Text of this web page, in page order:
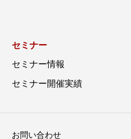
セミナー
セミナー情報
セミナー開催実績
お問い合わせ